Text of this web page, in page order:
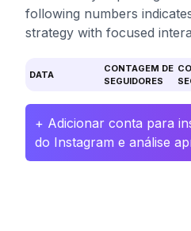
following numbers
strategy with focused
DATA
CONTAGEM DE
SEGUIDORES
+ Adicionar conta para
do Instagram e análise